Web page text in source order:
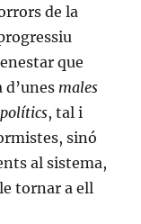
de la
que
males
, tal i
sinó
al sistema,
tornar a ell